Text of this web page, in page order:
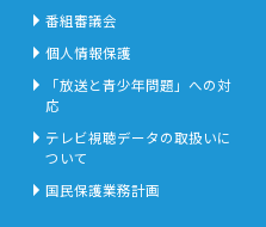
番組審議会
個人情報保護
「放送と青少年問題」への対
応
テレビ視聴データの取扱いに
ついて
国民保護業務計画